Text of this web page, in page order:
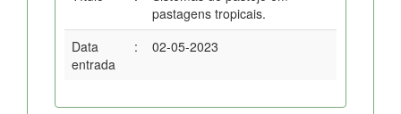
pastagens tropicais.
Data
entrada
: 02-05-2023